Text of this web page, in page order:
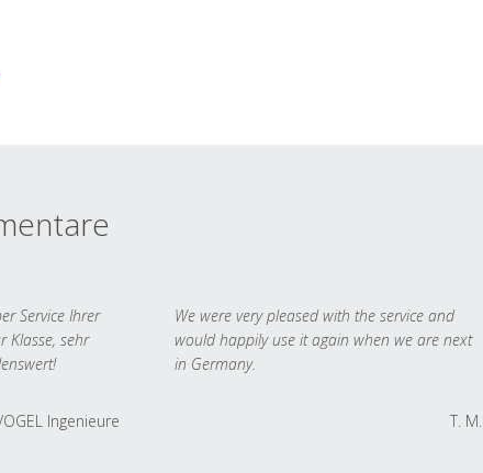
Service Ihrer
Klasse, sehr
Ingenieure
We were very pleased with the service and
would happily use it again when we are next
in Germany.
T. M.